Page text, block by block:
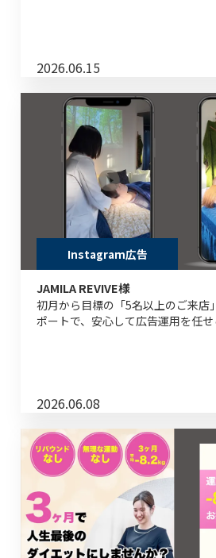
2026.06.15
Instagram広告
JAMILA REVIVE様
初月から目標の「5名以上のご来店
ポートで、安心して広告運用を任せ
2026.06.08